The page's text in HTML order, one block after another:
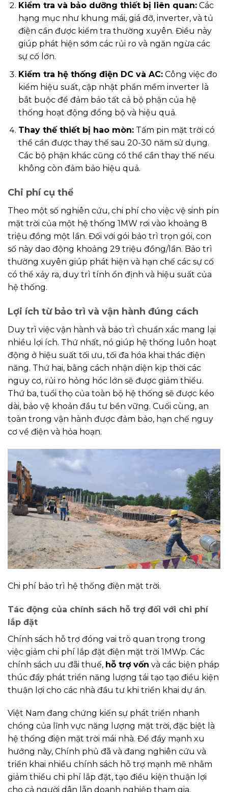
Kiểm tra và bảo dưỡng thiết bị liên quan:Các
hạng mục như khung mái, giá đỡ, inverter, và tủ
điện cần được kiểm tra thường xuyên. Điều này
giúp phát hiện sớm các rủi ro và ngăn ngừa các
sự cố lớn.
Kiểm tra hệ thống điện DC và AC:Công việc đo
kiểm hiệu suất, cập nhật phần mềm inverter là
bắt buộc để đảm bảo tất cả bộ phận của hệ
thống hoạt động đồng bộ và hiệu quả.
Thay thế thiết bị hao mòn:Tấm pin mặt trời có
thể cần được thay thế sau 20-30 năm sử dụng.
Các bộ phận khác cũng có thể cần thay thế nếu
không còn đảm bảo hiệu quả.
Chi phí cụ thể
Theo một số nghiên cứu, chi phí cho việc vệ sinh pin
mặt trời của một hệ thống 1MW rơi vào khoảng 8
triệu đồng một lần. Đối với gói bảo trì trọn gói, con
số này dao động khoảng 29 triệu đồng/lần. Bảo trì
thường xuyên giúp phát hiện và hạn chế các sự cố
có thể xảy ra, duy trì tính ổn định và hiệu suất của
hệ thống.
Lợi ích từ bảo trì và vận hành đúng cách
Duy trì việc vận hành và bảo trì chuẩn xác mang lại
nhiều lợi ích. Thứ nhất, nó giúp hệ thống luôn hoạt
động ở hiệu suất tối ưu, tối đa hóa khai thác điện
năng. Thứ hai, bằng cách nhận diện kịp thời các
nguy cơ, rủi ro hỏng hóc lớn sẽ được giảm thiểu.
Thứ ba, tuổi thọ của toàn bộ hệ thống sẽ được kéo
dài, bảo vệ khoản đầu tư bền vững. Cuối cùng, an
toàn trong vận hành được đảm bảo, hạn chế nguy
cơ về điện và hỏa hoạn.
Chi phí bảo trì hệ thống điện mặt trời.
Tác động của chính sách hỗ trợ đối với chi phí
lắp đặt
Chính sách hỗ trợ đóng vai trò quan trọng trong
việc giảm chi phí lắp đặt điện mặt trời 1MWp. Các
chính sách ưu đãi thuế, hỗ trợ vốn và các biện pháp
thúc đẩy phát triển năng lượng tái tạo tạo điều kiện
thuận lợi cho các nhà đầu tư khi triển khai dự án.
Việt Nam đang chứng kiến sự phát triển nhanh
chóng của lĩnh vực năng lượng mặt trời, đặc biệt là
hệ thống điện mặt trời mái nhà. Để đẩy mạnh xu
hướng này, Chính phủ đã và đang nghiên cứu và
triển khai nhiều chính sách hỗ trợ mạnh mẽ nhằm
giảm thiểu chi phí lắp đặt, tạo điều kiện thuận lợi
cho cả người dân lẫn doanh nghiệp tham gia.